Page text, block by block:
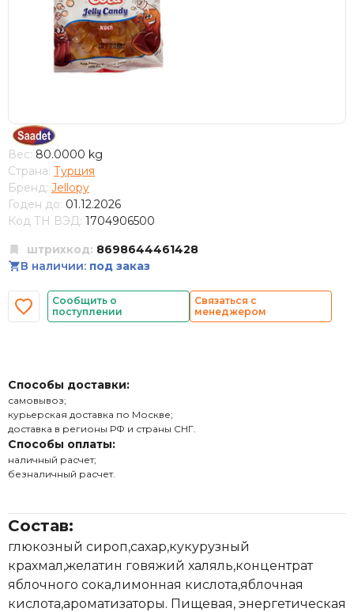
Вес: 80.0000 kg
Страна: Турция
Бренд: Jellopy
Годен до: 01.12.2026
Код ТН ВЭД: 1704906500
штрихкод: 8698644461428
В наличии: под заказ
Сообщить о
поступлении
Связаться с
менеджером
Способы доставки:
самовывоз;
курьерская доставка по Москве;
доставка в регионы РФ и страны СНГ.
Способы оплаты:
наличный расчет;
безналичный расчет.
Состав:
глюкозный сироп,сахар,кукурузный
крахмал,желатин говяжий халяль,концентрат
яблочного сока,лимонная кислота,яблочная
кислота,ароматизаторы. Пищевая, энергетическая